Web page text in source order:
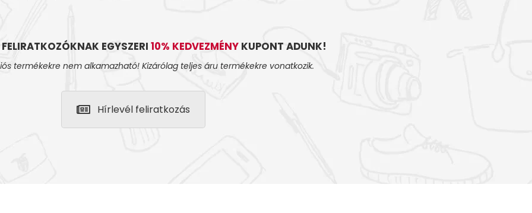
EGYSZERI 10% KEDVEZMÉNY KUPONT ADUNK!
termékekre nem alkamazható! Kizárólag teljes áru termékekre vonatkozik.
Hírlevél feliratkozás